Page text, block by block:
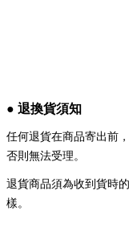
● 退換貨須知
任何退貨在商品寄出前
否則無法受理。
退貨商品須為收到貨時
樣。